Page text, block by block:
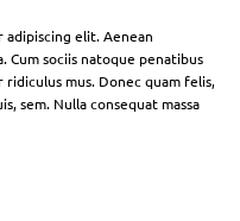
elit. Aenean
Cum sociis natoque penatibus
mus. Donec quam felis,
sem. Nulla consequat massa